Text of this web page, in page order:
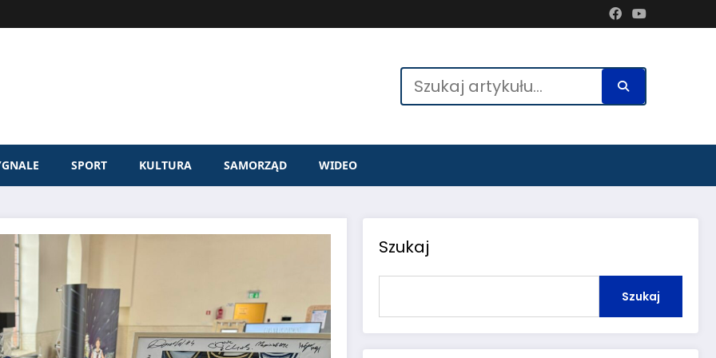
SPORT KULTURA SAMORZĄD WIDEO
Szukaj
Szukaj